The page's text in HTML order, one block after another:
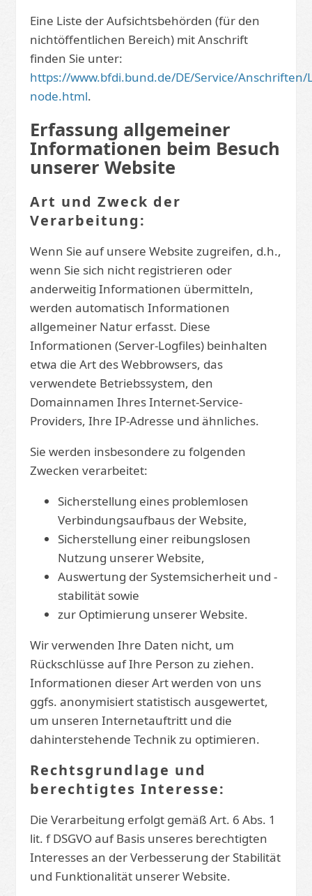
Eine Liste der Aufsichtsbehörden (für den
nichtöffentlichen Bereich) mit Anschrift
finden Sie unter:
https://www.bfdi.bund.de/DE/Service/
node.html.
Erfassung allgemeiner
Informationen beim Besuch
unserer Website
Art und Zweck der
Verarbeitung:
Wenn Sie auf unsere Website zugreifen, d.h.,
wenn Sie sich nicht registrieren oder
anderweitig Informationen übermitteln,
werden automatisch Informationen
allgemeiner Natur erfasst. Diese
Informationen (Server-Logfiles) beinhalten
etwa die Art des Webbrowsers, das
verwendete Betriebssystem, den
Domainnamen Ihres Internet-Service-
Providers, Ihre IP-Adresse und ähnliches.
Sie werden insbesondere zu folgenden
Zwecken verarbeitet:
Sicherstellung eines problemlosen
Verbindungsaufbaus der Website,
Sicherstellung einer reibungslosen
Nutzung unserer Website,
Auswertung der Systemsicherheit und -
stabilität sowie
zur Optimierung unserer Website.
Wir verwenden Ihre Daten nicht, um
Rückschlüsse auf Ihre Person zu ziehen.
Informationen dieser Art werden von uns
ggfs. anonymisiert statistisch ausgewertet,
um unseren Internetauftritt und die
dahinterstehende Technik zu optimieren.
Rechtsgrundlage und
berechtigtes Interesse:
Die Verarbeitung erfolgt gemäß Art. 6 Abs. 1
lit. f DSGVO auf Basis unseres berechtigten
Interesses an der Verbesserung der Stabilität
und Funktionalität unserer Website.